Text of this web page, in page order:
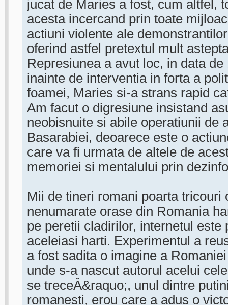
jucat de Maries a fost, cum altfel,
acesta incercand prin toate
actiuni violente ale
oferind astfel pretextul mult
Represiunea a avut loc, in data
inainte de interventia in forta a
foamei, Maries si-a strans rapid
Am facut o digresiune insistand
neobisnuite si abile operatiunii de
Basarabiei, deoarece este o
care va fi urmata de altele de
memoriei si mentalului prin
Mii de tineri romani poarta tricouri
nenumarate orase din Romania
pe peretii cladirilor, internetul este
aceleiasi harti. Experimentul a
a fost sadita o imagine a
unde s-a nascut autorul acelui
se treceÂ&raquo;, unul dintre
romanesti, erou care a adus o